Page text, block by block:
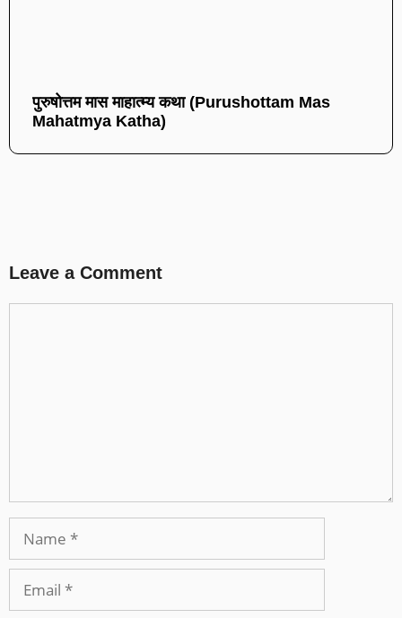
पुरुषोत्तम मास माहात्म्य कथा (Purushottam Mas
Mahatmya Katha)
Leave a Comment